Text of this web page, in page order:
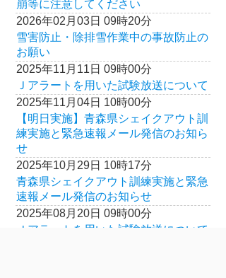
崩等に注意してください
2026年02月03日 09時20分
雪害防止・除排雪作業中の事故防止の
お願い
2025年11月11日 09時00分
Ｊアラートを用いた試験放送について
2025年11月04日 10時00分
【明日実施】青森県シェイクアウト訓
練実施と緊急速報メール発信のお知ら
せ
2025年10月29日 10時17分
青森県シェイクアウト訓練実施と緊急
速報メール発信のお知らせ
2025年08月20日 09時00分
Ｊアラートを用いた試験放送について